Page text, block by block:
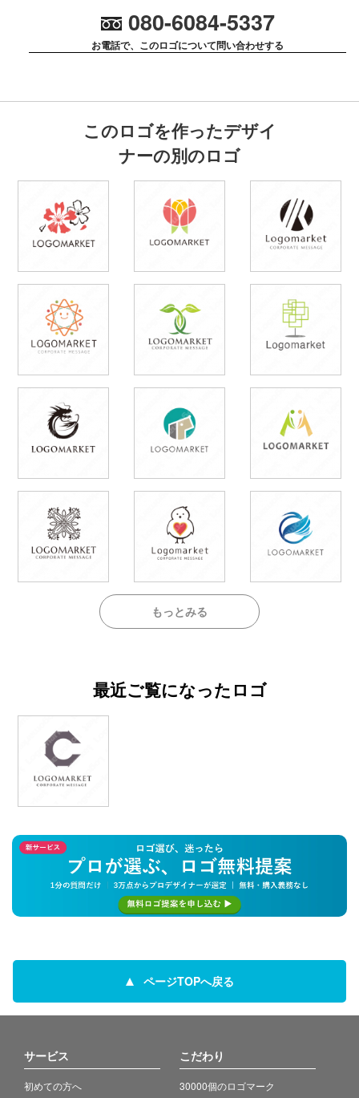
080-6084-5337
お電話で、このロゴについて問い合わせする
このロゴを作ったデザイ
ナーの別のロゴ
もっとみる
最近ご覧になったロゴ
ページTOPへ戻る
サービス
初めての方へ
こだわり
30000個のロゴマーク